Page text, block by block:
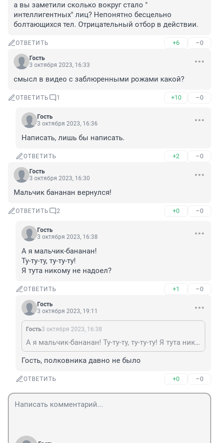
а вы заметили сколько вокруг стало "
интеллигентных" лиц? Непонятно бесцельно
болтающихся тел. Отрицательный отбор в действии.
ОТВЕТИТЬ +6 –0
Гость
3 октября 2023, 16:33
смысл в видео с заблюренными рожами какой?
ОТВЕТИТЬ 1 +10 –0
Гость
3 октября 2023, 16:36
Написать, лишь бы написать.
ОТВЕТИТЬ +2 –0
Гость
3 октября 2023, 16:30
Мальчик бананан вернулся!
ОТВЕТИТЬ 2 +0 –0
Гость
3 октября 2023, 16:38
А я мальчик-бананан!
Ту-ту-ту, ту-ту-ту!
Я тута никому не надоел?
ОТВЕТИТЬ +1 –0
Гость
3 октября 2023, 19:11
Гость3 октября 2023, 16:38
А я мальчик-бананан! Ту-ту-ту, ту-ту-ту! Я тута никому не надоел?
Гость, полковника давно не было
ОТВЕТИТЬ +0 –0